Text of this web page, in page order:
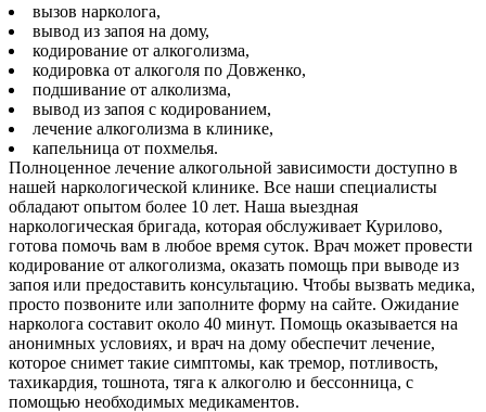
вызов нарколога,
вывод из запоя на дому,
кодирование от алкоголизма,
кодировка от алкоголя по Довженко,
подшивание от алколизма,
вывод из запоя с кодированием,
лечение алкоголизма в клинике,
капельница от похмелья.
Полноценное лечение алкогольной зависимости доступно в
нашей наркологической клинике. Все наши специалисты
обладают опытом более 10 лет. Наша выездная
наркологическая бригада, которая обслуживает Курилово,
готова помочь вам в любое время суток. Врач может провести
кодирование от алкоголизма, оказать помощь при выводе из
запоя или предоставить консультацию. Чтобы вызвать медика,
просто позвоните или заполните форму на сайте. Ожидание
нарколога составит около 40 минут. Помощь оказывается на
анонимных условиях, и врач на дому обеспечит лечение,
которое снимет такие симптомы, как тремор, потливость,
тахикардия, тошнота, тяга к алкоголю и бессонница, с
помощью необходимых медикаментов.